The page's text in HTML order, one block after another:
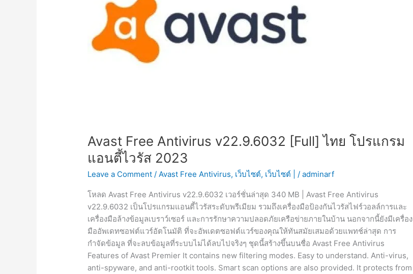
Avast Free Antivirus v22.9.6032 [Full] ไทย โปรแกรม
แอนตี้ไวรัส 2023
Leave a Comment / Avast Free Antivirus, เว็บไซต์, เว็บไซต์ | /adminarf
โหลด Avast Free Antivirus v22.9.6032 เวอร์ชั่นล่าสุด 340 MB | Avast Free Antivirus
v22.9.6032 เป็นโปรแกรมแอนตี้ไวรัสระดับพรีเมียม รวมถึงเครื่องมือป้องกันไวรัสไฟร์วอลล์การและ
เครื่องมือล้างข้อมูลเบราว์เซอร์ และการรักษาความปลอดภัยเครือข่ายภายในบ้าน นอกจากนี้ยังมีเครื่อง
มืออัพเดทซอฟต์แวร์อัตโนมัติ ที่จะอัพเดตซอฟต์แวร์ของคุณให้ทันสมัยเสมอด้วยแพทช์ล่าสุด การ
กำจัดข้อมูล ที่จะลบข้อมูลที่ระบบไม่ได้ลบไปจริงๆ ชุดนี้สร้างขึ้นบนชื่อ Avast Free Antivirus
Features of Avast Premier It contains new filtering modes. Easy to understand. Anti-virus,
anti-spyware, and anti-rootkit tools. Smart scan options are also provided. It protects from